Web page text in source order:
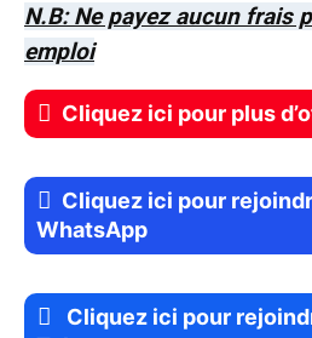
N.B: Ne payez aucun frais
emploi
Cliquez ici pour plus
Cliquez ici pour
WhatsApp
Cliquez ici pour